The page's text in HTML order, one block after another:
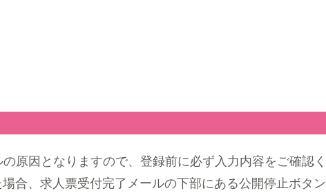
原因となりますので、登録前に必ず入力内容をご確認
合、求人票受付完了メールの下部にある公開停止ボタ